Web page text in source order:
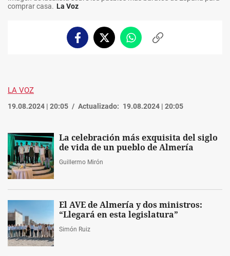
comprar casa. La Voz
FacebookTwitterWhatsappCopiar
LA VOZ
19.08.2024 | 20:05 Actualizado: 19.08.2024 | 20:05
La celebración más exquisita del siglo
de vida de un pueblo de Almería
Guillermo Mirón
El AVE de Almería y dos ministros:
“Llegará en esta legislatura”
Simón Ruiz